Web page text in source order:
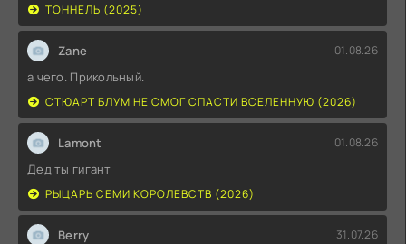
ТОННЕЛЬ (2025)
Zane 01.08.26
а чего. Прикольный.
СТЮАРТ БЛУМ НЕ СМОГ СПАСТИ ВСЕЛЕННУЮ (2026)
Lamont 01.08.26
Дед ты гигант
РЫЦАРЬ СЕМИ КОРОЛЕВСТВ (2026)
Berry 31.07.26